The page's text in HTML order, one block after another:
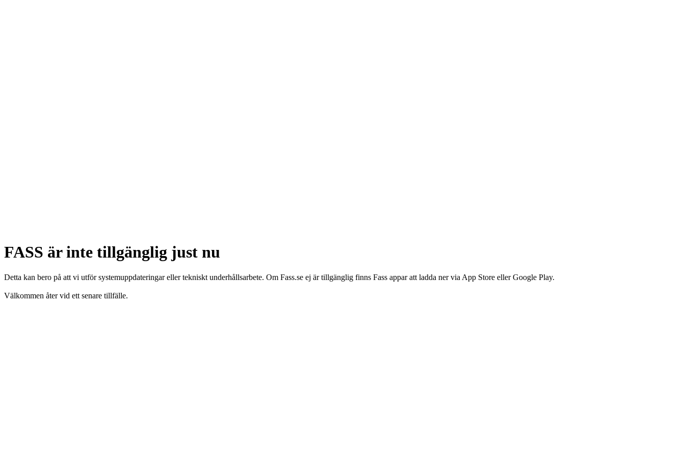
FASS är inte tillgänglig just nu
Detta kan bero på att vi utför systemuppdateringar eller tekniskt underhållsarbete. Om Fass.se ej är tillgänglig finns Fass appar att ladda ner via App Store eller Google Play.
Välkommen åter vid ett senare tillfälle.